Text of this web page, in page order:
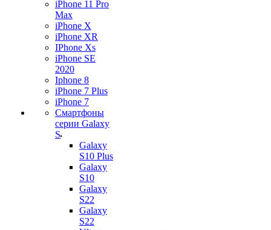
iPhone 11 Pro
Max
iPhone X
iPhone XR
IPhone Xs
iPhone SE
2020
Iphone 8
iPhone 7 Plus
iPhone 7
Смартфоны
серии Galaxy
S
Galaxy
S10 Plus
Galaxy
S10
Galaxy
S22
Galaxy
S22